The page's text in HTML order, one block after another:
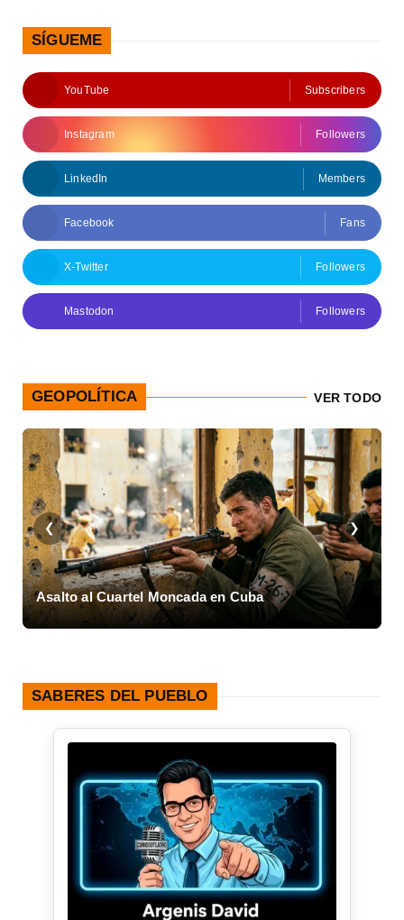
SÍGUEME
YouTube Subscribers
Instagram Followers
LinkedIn Members
Facebook Fans
X-Twitter Followers
Mastodon Followers
GEOPOLÍTICA VER TODO
❮
Asalto al Cuartel Moncada en Cuba
❯
SABERES DEL PUEBLO